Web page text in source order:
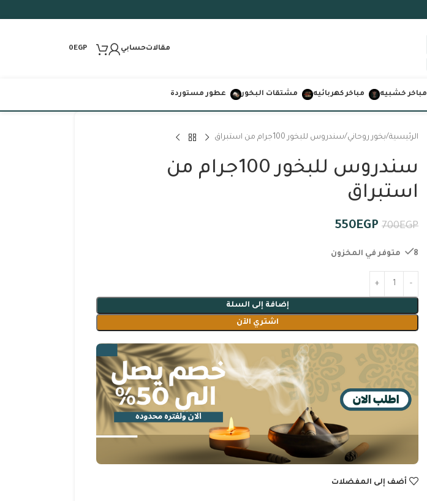
مقالاتحسابي 0EGP
مباخر خشبيه مباخر كهربائيه مشتقات البخور عطور مستوردة
الرئيسية بخور روحاني سندروس للبخور 100جرام من استبراق
سندروس للبخور 100جرام من
استبراق
700EGP
550EGP
8 متوفر في المخزون
إضافة إلى السلة
اشتري الآن
أضف إلى المفضلات